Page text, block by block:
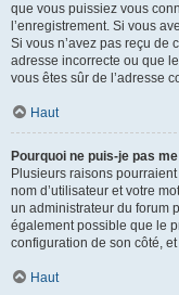
que vous puissiez vous
l’enregistrement. Si vous
Si vous n’avez pas reçu de
adresse incorrecte ou que
vous êtes sûr de l’adresse
Haut
Pourquoi ne puis-je pas
Plusieurs raisons
nom d’utilisateur et votre
un administrateur du forum
également possible que le
configuration de son côté,
Haut